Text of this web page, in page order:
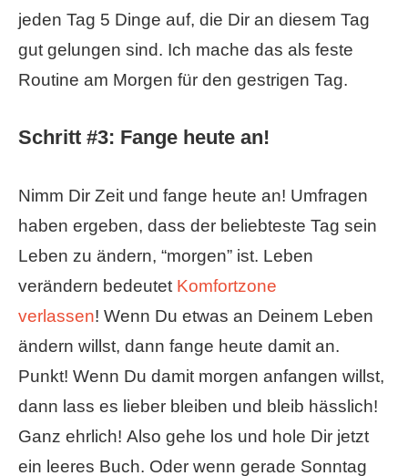
jeden Tag 5 Dinge auf, die Dir an diesem Tag
gut gelungen sind. Ich mache das als feste
Routine am Morgen für den gestrigen Tag.
Schritt #3: Fange heute an!
Nimm Dir Zeit und fange heute an! Umfragen
haben ergeben, dass der beliebteste Tag sein
Leben zu ändern, “morgen” ist. Leben
verändern bedeutet Komfortzone
verlassen! Wenn Du etwas an Deinem Leben
ändern willst, dann fange heute damit an.
Punkt! Wenn Du damit morgen anfangen willst,
dann lass es lieber bleiben und bleib hässlich!
Ganz ehrlich! Also gehe los und hole Dir jetzt
ein leeres Buch. Oder wenn gerade Sonntag